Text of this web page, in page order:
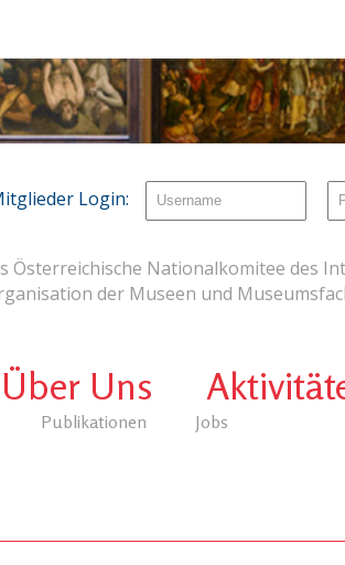
Österreichische Nationalkomitee des
der Museen und
Publikationen Jobs
Über Uns
Login: